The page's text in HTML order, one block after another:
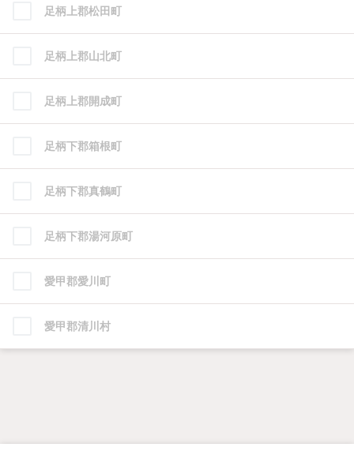
足柄上郡松田町
足柄上郡山北町
足柄上郡開成町
足柄下郡箱根町
足柄下郡真鶴町
足柄下郡湯河原町
愛甲郡愛川町
愛甲郡清川村